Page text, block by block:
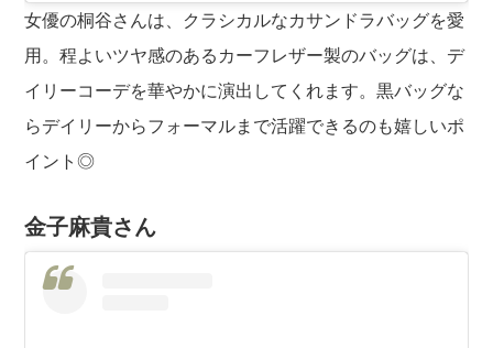
女優の桐谷さんは、クラシカルなカサンドラバッグを愛
用。程よいツヤ感のあるカーフレザー製のバッグは、デ
イリーコーデを華やかに演出してくれます。黒バッグな
らデイリーからフォーマルまで活躍できるのも嬉しいポ
イント◎
金子麻貴さん